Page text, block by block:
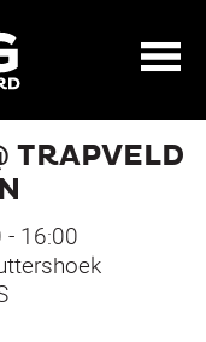
TRAPVELD
16:00